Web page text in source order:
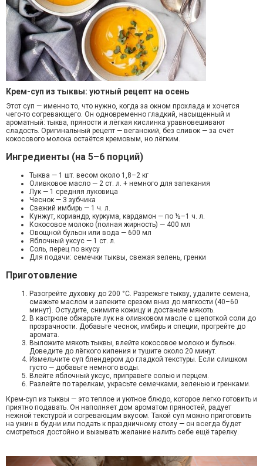
Крем-суп из тыквы: уютный рецепт на осень
Этот суп — именно то, что нужно, когда за окном прохлада и хочется
чего-то согревающего. Он одновременно гладкий, насыщенный и
ароматный: тыква, пряности и лёгкая кислинка уравновешивают
сладость. Оригинальный рецепт — веганский, без сливок — за счёт
кокосового молока остаётся кремовым, но лёгким.
Ингредиенты (на 5–6 порций)
Тыква — 1 шт. весом около 1,8–2 кг
Оливковое масло — 2 ст. л. + немного для запекания
Лук — 1 средняя луковица
Чеснок — 3 зубчика
Свежий имбирь — 1 ч. л.
Кунжут, кориандр, куркума, кардамон — по ½–1 ч. л.
Кокосовое молоко (полная жирность) — 400 мл
Овощной бульон или вода — 600 мл
Яблочный уксус — 1 ст. л.
Соль, перец по вкусу
Для подачи: семечки тыквы, свежая зелень, гренки
Приготовление
Разогрейте духовку до 200 °C. Разрежьте тыкву, удалите семена,
смажьте маслом и запеките срезом вниз до мягкости (40–60
минут). Остудите, снимите кожицу и достаньте мякоть.
В кастрюле обжарьте лук на оливковом масле с щепоткой соли до
прозрачности. Добавьте чеснок, имбирь и специи, прогрейте до
аромата.
Выложите мякоть тыквы, влейте кокосовое молоко и бульон.
Доведите до лёгкого кипения и тушите около 20 минут.
Измельчите суп блендером до гладкой текстуры. Если слишком
густо — добавьте немного воды.
Влейте яблочный уксус, приправьте солью и перцем.
Разлейте по тарелкам, украсьте семечками, зеленью и гренками.
Крем-суп из тыквы — это теплое и уютное блюдо, которое легко готовить и
приятно подавать. Он наполняет дом ароматом пряностей, радует
нежной текстурой и согревающим вкусом. Такой суп можно приготовить
на ужин в будни или подать к праздничному столу — он всегда будет
смотреться достойно и вызывать желание налить себе ещё тарелку.